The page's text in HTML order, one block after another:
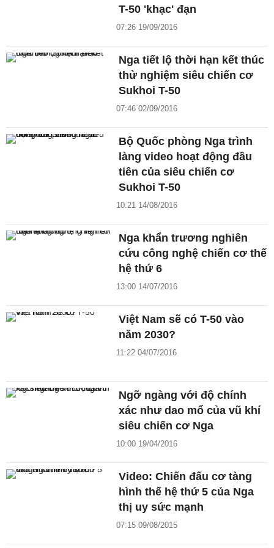
T-50 'khạc' đạn
07:26 19/09/2016
Nga tiết lộ thời hạn kết thúc
thử nghiệm siêu chiến cơ
Sukhoi T-50
07:46 02/09/2016
Bộ Quốc phòng Nga trình
làng video hoạt động đầu
tiên của siêu chiến cơ
Sukhoi T-50
10:21 14/08/2016
Nga khẩn trương nghiên
cứu công nghệ chiến cơ thế
hệ thứ 6
13:00 14/07/2016
Việt Nam sẽ có T-50 vào
năm 2030?
11:22 04/07/2016
Ngỡ ngàng với độ chính
xác như dao mổ của vũ khí
siêu chiến cơ Nga
10:00 19/04/2016
Video: Chiến đấu cơ tàng
hình thế hệ thứ 5 của Nga
thị uy sức mạnh
07:15 09/08/2015